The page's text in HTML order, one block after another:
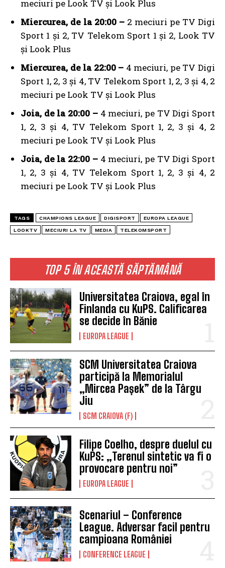
TOP 5 ÎN ACEASTĂ SĂPTĂMÂNĂ
Universitatea Craiova, egal în
Finlanda cu KuPS. Calificarea
se decide în Bănie
EUROPA LEAGUE
SCM Universitatea Craiova
participă la Memorialul
„Mircea Pașek” de la Târgu
Jiu
SCM CRAIOVA (F)
Filipe Coelho, despre duelul cu
KuPS: „Terenul sintetic va fi o
provocare pentru noi”
EUROPA LEAGUE
Scenariul – Conference
League. Adversar facil pentru
campioana României
CONFERENCE LEAGUE
meciuri pe Look TV și Look Plus
Miercurea, de la 20:00 – 2 meciuri pe TV Digi
Sport 1 și 2, TV Telekom Sport 1 și 2, Look TV
și Look Plus
Miercurea, de la 22:00 – 4 meciuri, pe TV Digi
Sport 1, 2, 3 și 4, TV Telekom Sport 1, 2, 3 și 4, 2
meciuri pe Look TV și Look Plus
Joia, de la 20:00 –4 meciuri, pe TV Digi Sport
1, 2, 3 și 4, TV Telekom Sport 1, 2, 3 și 4, 2
meciuri pe Look TV și Look Plus
Joia, de la 22:00 –4 meciuri, pe TV Digi Sport
1, 2, 3 și 4, TV Telekom Sport 1, 2, 3 și 4, 2
meciuri pe Look TV și Look Plus
TAGS CHAMPIONS LEAGUE DIGISPORT EUROPA LEAGUE
LOOKTV MECIURI LA TV MEDIA TELEKOMSPORT